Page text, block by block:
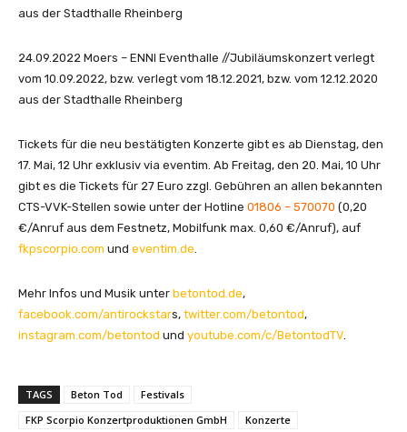
aus der Stadthalle Rheinberg
24.09.2022 Moers – ENNI Eventhalle //Jubiläumskonzert verlegt
vom 10.09.2022, bzw. verlegt vom 18.12.2021, bzw. vom 12.12.2020
aus der Stadthalle Rheinberg
Tickets für die neu bestätigten Konzerte gibt es ab Dienstag, den
17. Mai, 12 Uhr exklusiv via eventim. Ab Freitag, den 20. Mai, 10 Uhr
gibt es die Tickets für 27 Euro zzgl. Gebühren an allen bekannten
CTS-VVK-Stellen sowie unter der Hotline 01806 – 570070 (0,20
€/Anruf aus dem Festnetz, Mobilfunk max. 0,60 €/Anruf), auf
fkpscorpio.com und eventim.de
Mehr Infos und Musik unter betontod.de,
facebook.com/antirockstars, twitter.com/betontod,
instagram.com/betontod und youtube.com/c/BetontodTV
TAGS Beton Tod
Festivals
FKP Scorpio Konzertproduktionen GmbH
Konzerte